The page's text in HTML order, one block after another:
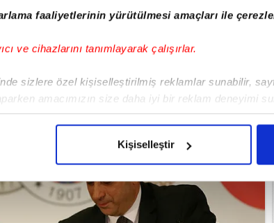
faaliyetlerinin yürütülmesi amaçları ile
ve cihazlarını tanımlayarak çalışırlar.
sizlere özel kişiselleştirilmiş reklamlar sunabilir,
amacımızın size daha iyi bir reklam deneyimi
gelen çabayı gösterdiğimizi ve bu noktada,
çerezlere izin vermedikleri takdirde, kullanıcılara
için İnternet Sitemizde kendimize ve üçüncü
verileriniz işlenmekte olup gerekli olan çerezler bilgi
Kişiselleştir